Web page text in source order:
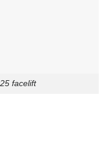
facelift